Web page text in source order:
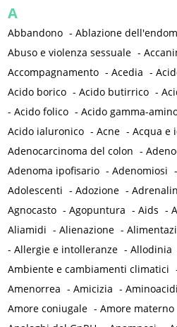
A
Abbandono -Ablazione
Abuso e violenza sessuale -
Accompagnamento -Acedia -
Acido borico -Acido butirrico -
-Acido folico -Acido gamma-
Acido ialuronico -Acne -Acqua e
Adenocarcinoma del colon -
Adenoma ipofisario -Adenomiosi
Adolescenti -Adozione -
Agnocasto -Agopuntura -Aids -
Aliamidi -Alienazione -
-Allergie e intolleranze -Allodinia
Ambiente e cambiamenti climatici
Amenorrea -Amicizia -Aminoacidi
Amore coniugale -Amore materno